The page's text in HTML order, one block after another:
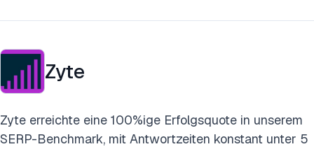
Zyte
Zyte erreichte eine 100%ige Erfolgsquote in unserem
SERP-Benchmark, mit Antwortzeiten konstant unter 5